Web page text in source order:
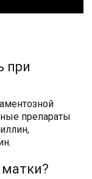
при
препараты